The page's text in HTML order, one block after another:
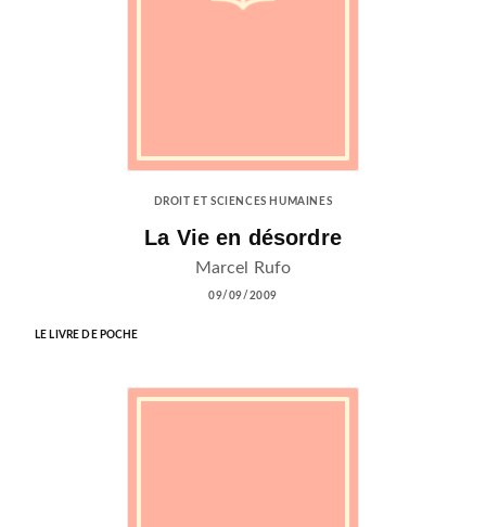
DROIT ET SCIENCES HUMAINES
La Vie en désordre
Marcel Rufo
09/09/2009
LE LIVRE DE POCHE